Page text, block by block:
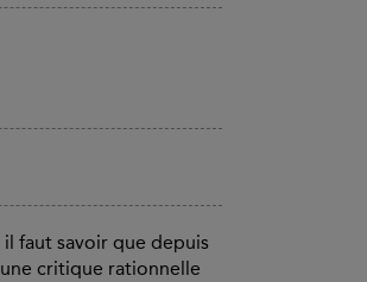
faut savoir que depuis
critique rationnelle